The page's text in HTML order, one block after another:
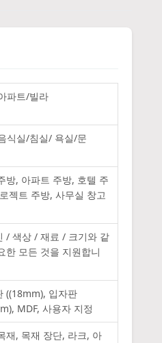
파트/빌라
식실/침실/ 욕실/문
방, 아파트 주방, 호텔 주
젝트 주방, 사무실 창고
/ 색상 / 재료 / 크기와 같
한 모든 것을 지원합니
((18mm), 입자판
MDF, 사용자 지정
재, 목재 장단, 라크, 아